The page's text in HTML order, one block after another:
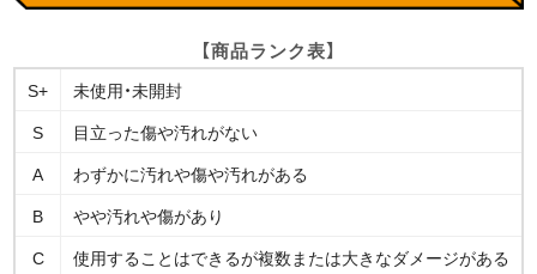
【商品ランク表】
S+
未使用・未開封
S
目立った傷や汚れがない
A
わずかに汚れや傷や汚れがある
B
やや汚れや傷があり
C
使用することはできるが複数または大きなダメージがある